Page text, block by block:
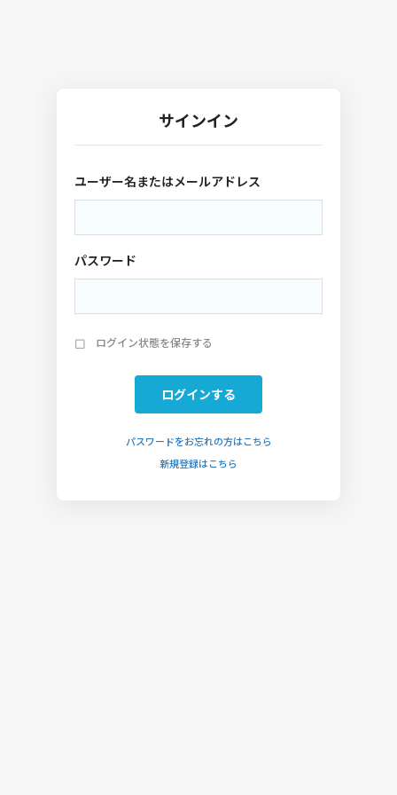
サインイン
ユーザー名またはメールアドレス
パスワード
ログイン状態を保存する
パスワードをお忘れの方はこちら
新規登録はこちら